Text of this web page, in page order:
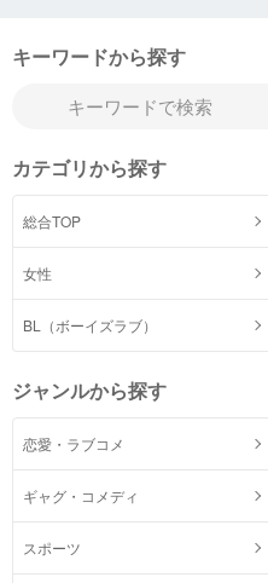
キーワードから探す
カテゴリから探す
総合TOP
女性
BL（ボーイズラブ）
ジャンルから探す
恋愛・ラブコメ
ギャグ・コメディ
スポーツ